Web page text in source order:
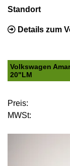
Standort
Details zum
Volkswagen
20"LM
Preis:
MWSt: